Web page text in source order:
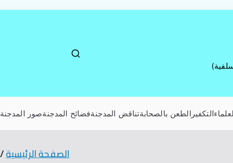
التكفير الطعن بالصحابةتناقض المدجنةفضائح المدجنةصور المدجنة
الصفحة الرئيسية